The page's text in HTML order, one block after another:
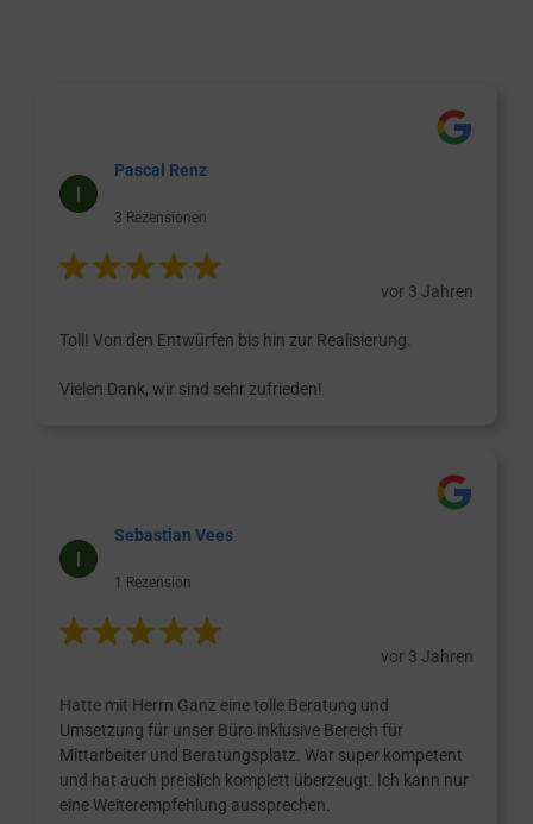
Pascal Renz
3 Rezensionen
vor 3 Jahren
Toll! Von den Entwürfen bis hin zur Realisierung.
Vielen Dank, wir sind sehr zufrieden!
Sebastian Vees
1 Rezension
vor 3 Jahren
Hatte mit Herrn Ganz eine tolle Beratung und
Umsetzung für unser Büro inklusive Bereich für
Mittarbeiter und Beratungsplatz. War super kompetent
und hat auch preislich komplett überzeugt. Ich kann nur
eine Weiterempfehlung aussprechen.